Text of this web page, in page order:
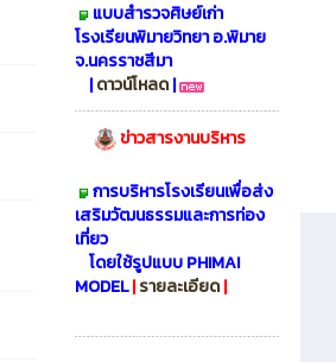
แบบสำรวจศิษย์เก่า
โรงเรียนพิมายวิทยา อ.พิมาย
จ.นครราชสีมา
|ดาวน์โหลด|
ข่าวสารงานบริหาร
การบริหารโรงเรียนเพื่อส่ง
เสริมวัฒนธรรมและการท่อง
เที่ยว
โดยใช้รูปแบบ PHIMAI
MODEL|รายละเอียด|